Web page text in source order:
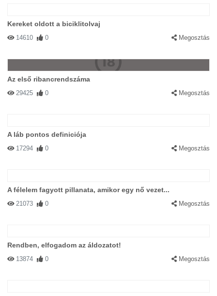
Kereket oldott a biciklitolvaj
14610 0 Megosztás
Az első ribancrendszáma
29425 0 Megosztás
A láb pontos definiciója
17294 0 Megosztás
A félelem fagyott pillanata, amikor egy nő vezet...
21073 0 Megosztás
Rendben, elfogadom az áldozatot!
13874 0 Megosztás